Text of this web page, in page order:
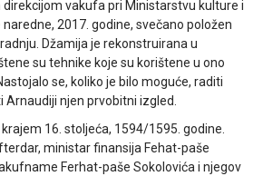
direkcijom vakufa pri Ministarstvu kulture i
2017. godine, svečano položen
Džamija je rekonstruirana u
su tehnike koje su korištene u ono
se, koliko je bilo moguće, raditi
njen prvobitni izgled.
16. stoljeća, 1594/1595. godine.
ministar finansija Fehat-paše
Ferhat-paše Sokolovića i njegov